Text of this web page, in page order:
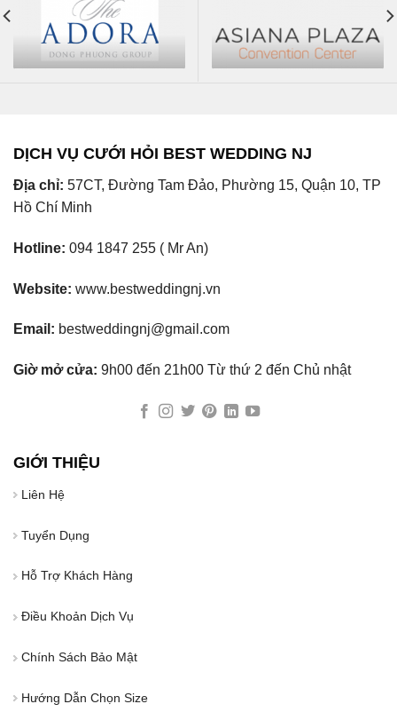
DỊCH VỤ CƯỚI HỎI BEST WEDDING NJ
Địa chỉ: 57CT, Đường Tam Đảo, Phường 15, Quận 10, TP
Hồ Chí Minh
Hotline: 094 1847 255 ( Mr An)
Website: www.bestweddingnj.vn
Email: bestweddingnj@gmail.com
Giờ mở cửa: 9h00 đến 21h00 Từ thứ 2 đến Chủ nhật
GIỚI THIỆU
Liên Hệ
Tuyển Dụng
Hỗ Trợ Khách Hàng
Điều Khoản Dịch Vụ
Chính Sách Bảo Mật
Hướng Dẫn Chọn Size